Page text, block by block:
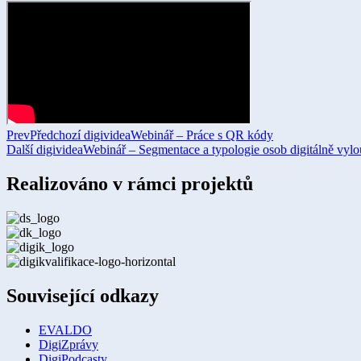
PrevPředchozí digivideaWebinář – Práce s QR kódy
Další digivideaWebinář – Segmentace a typologie osob digitálně
Realizováno v rámci projektů
Související odkazy
EVALDO
DigiZprávy